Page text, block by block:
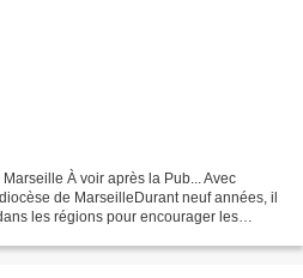
la Pub... Avec
de MarseilleDurant neuf années, il
les régions pour encourager les